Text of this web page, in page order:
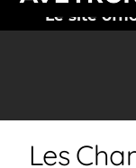
Le site
Les